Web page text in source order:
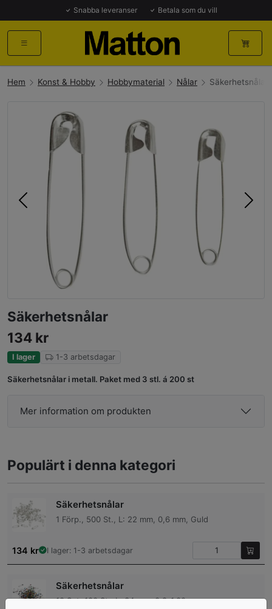
Snabba leveranser Betala som du vill
Hem Konst & Hobby Hobbymaterial Nålar Säkerhetsnålar
Föregående Nästa
Säkerhetsnålar
134 kr
I lager 1-3 arbetsdagar
Säkerhetsnålar i metall. Paket med 3 stl. á 200 st
Mer information om produkten
Populärt i denna kategori
Säkerhetsnålar
1 Förp., 500 St., L: 22 mm, 0,6 mm, Guld
134 kr I lager: 1-3 arbetsdagar
Säkerhetsnålar
10 Set, 100 St., L: 34 mm, 0,8-1,00 mm